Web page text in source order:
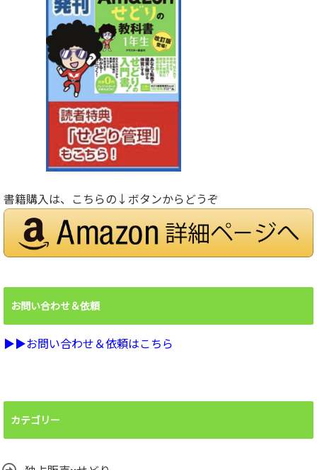
書籍購入は、こちらの↓ボタンからどうぞ
お問い合わせ＆依頼
▶︎▶︎お問い合わせ＆依頼はこちら
カテゴリー